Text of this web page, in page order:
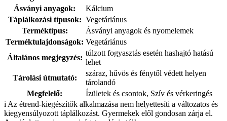
Ásványi anyagok:
Kálcium
Táplálkozási típusok: Vegetáriánus
Terméktípus:
Ásványi anyagok és nyomelemek
Terméktulajdonságok: Vegetáriánus
Általános megjegyzés:
túlzott fogyasztás esetén hashajtó hatású
lehet
Tárolási útmutató:
száraz, hűvös és fénytől védett helyen
tárolandó
Megfelelő:
Ízületek és csontok, Szív és vérkeringés
i Az étrend-kiegészítők alkalmazása nem helyettesíti a változatos és
kiegyensúlyozott táplálkozást. Gyermekek elől gondosan zárja el.